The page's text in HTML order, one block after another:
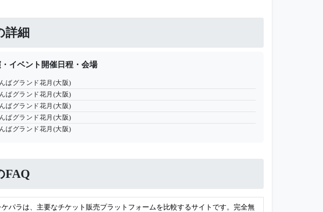
詳細
イベント開催日程・会場
ばグランド花月(大阪)
ばグランド花月(大阪)
ばグランド花月(大阪)
ばグランド花月(大阪)
ばグランド花月(大阪)
FAQ
パラは、主要なチケット販売プラットフォームを比較するサイトです。完全無